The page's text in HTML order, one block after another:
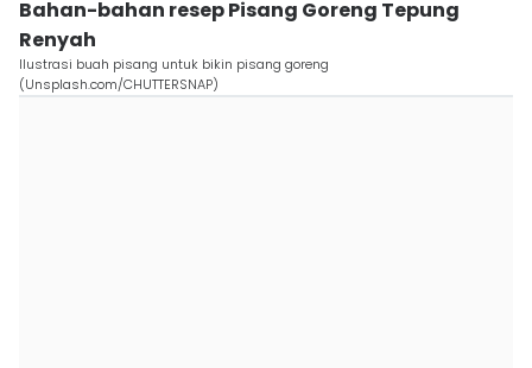
Bahan-bahan resep Pisang Goreng Tepung
Renyah
Ilustrasi buah pisang untuk bikin pisang goreng
(Unsplash.com/CHUTTERSNAP)